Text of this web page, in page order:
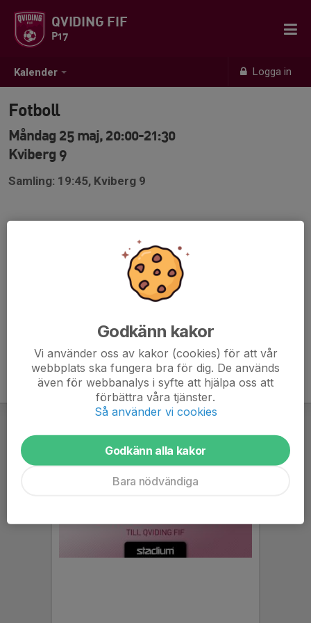
Kalender Logga in
QVIDING FIF
P17
Fotboll
Måndag 25 maj, 20:00-21:30
Kviberg 9
Samling: 19:45, Kviberg 9
Godkänn kakor
Vi använder oss av kakor (cookies) för att vår
webbplats ska fungera bra för dig. De används
även för webbanalys i syfte att hjälpa oss att
förbättra våra tjänster.
Så använder vi cookies
Godkänn alla kakor
Bara nödvändiga